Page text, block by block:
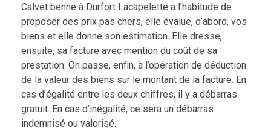
Calvet benne à Durfort Lacapelette a l’habitude de
proposer des prix pas chers, elle évalue, d’abord, vos
biens et elle donne son estimation. Elle dresse,
ensuite, sa facture avec mention du coût de sa
prestation. On passe, enfin, à l’opération de déduction
de la valeur des biens sur le montant de la facture. En
cas d’égalité entre les deux chiffres, il y a débarras
gratuit. En cas d’inégalité, ce sera un débarras
indemnisé ou valorisé.